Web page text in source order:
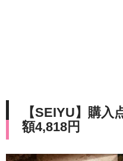
【SEIYU】購入
額4,818円